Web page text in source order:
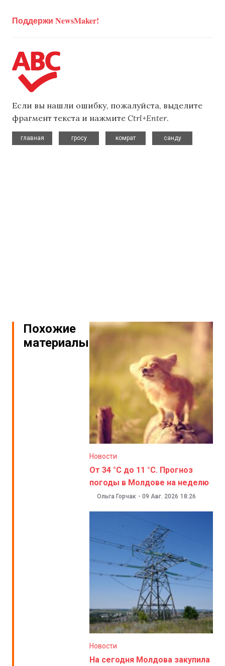
Поддержи NewsMaker!
Если вы нашли ошибку, пожалуйста, выделите
фрагмент текста и нажмите Ctrl+Enter.
главная
гросу
комрат
санду
Похожие
материалы
Новости
От 34 °C до 11 °C. Прогноз
погоды в Молдове на неделю
Ольга Горчак - 09 Авг. 2026 18:26
Новости
На сегодня Молдова закупила